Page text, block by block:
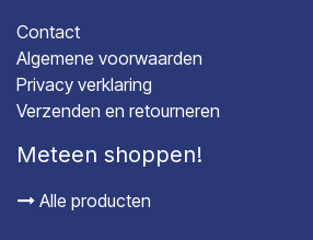
Contact
Algemene voorwaarden
Privacy verklaring
Verzenden en retourneren
Meteen shoppen!
Alle producten